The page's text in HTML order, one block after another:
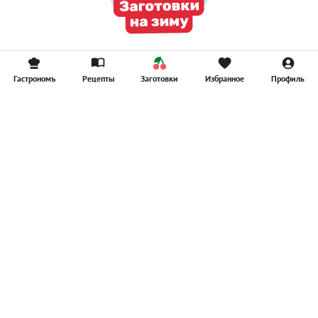
Гастрономъ Рецепты Заготовки Избранное Профиль